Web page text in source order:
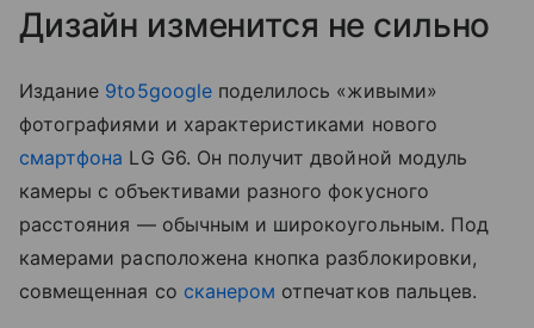
Дизайн изменится не сильно
Издание 9to5googleподелилось «живыми»
фотографиями и характеристиками нового
смартфона LG G6. Он получит двойной модуль
камеры с объективами разного фокусного
расстояния — обычным и широкоугольным. Под
камерами расположена кнопка разблокировки,
совмещенная со сканером отпечатков пальцев.